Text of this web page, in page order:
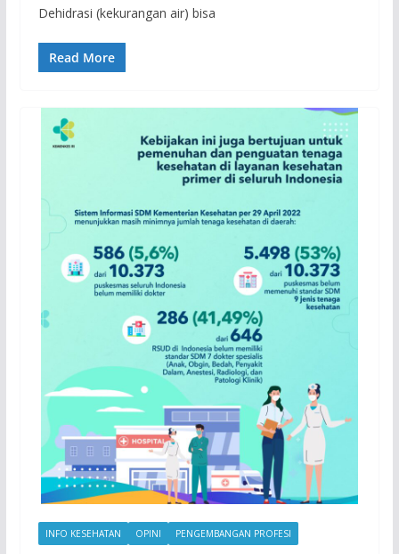
Dehidrasi (kekurangan air) bisa
Read More
INFO KESEHATAN OPINI PENGEMBANGAN PROFESI